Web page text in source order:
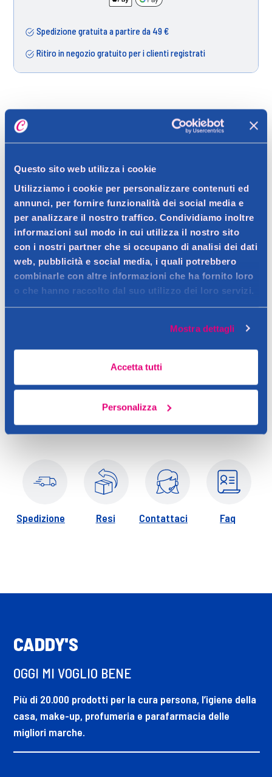
Questo sito web utilizza i cookie
Utilizziamo i cookie per personalizzare contenuti ed
annunci, per fornire funzionalità dei social media e
per analizzare il nostro traffico. Condividiamo inoltre
informazioni sul modo in cui utilizza il nostro sito
con i nostri partner che si occupano di analisi dei dati
web, pubblicità e social media, i quali potrebbero
combinarle con altre informazioni che ha fornito loro
o che hanno raccolto dal suo utilizzo dei loro servizi.
Mostra dettagli
Accetta tutti
Personalizza
Spedizione gratuita a partire da 49 €
Ritiro in negozio gratuito per i clienti registrati
Dettagli prodotto
Descrizione
Un set idratante e profumato a base di estratti di fiori, ideale
per la cura quotidiana della pelle.
Contatto del produttore
Dettagli
Il cofanetto Phytorelax Fiori contiene un bagnoschiuma
delicato e un latte corpo nutriente, entrambi arricchiti con
estratti naturali di fiori. Il bagnoschiuma deterge
delicatamente la pelle lasciandola morbida e profumata,
mentre il latte corpo idrata in profondità, rendendo la pelle
liscia e vellutata. Ideale per un rituale quotidiano di bellezza.
Ingredienti
Estratti di fiori, olio di mandorla dolce, tensioattivi di origine
Avvertenze
Uso esterno. Evitare il contatto con gli occhi.
Consigli
Utilizzare il bagnoschiuma sulla pelle bagnata, massaggiare e
risciacquare. Applicare il latte corpo sulla pelle asciutta dopo la
Spedizione Resi Contattaci Faq
CADDY'S
OGGI MI VOGLIO BENE
Più di 20.000 prodotti per la cura persona, l’igiene della
casa, make-up, profumeria e parafarmacia delle
migliori marche.